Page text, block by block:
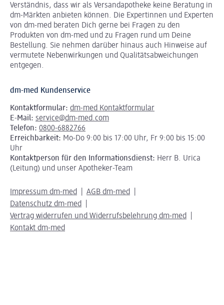
Verständnis, dass wir als Versandapotheke keine Beratung in
dm-Märkten anbieten können. Die Expertinnen und Experten
von dm-med beraten Dich gerne bei Fragen zu den
Produkten von dm-med und zu Fragen rund um Deine
Bestellung. Sie nehmen darüber hinaus auch Hinweise auf
vermutete Nebenwirkungen und Qualitätsabweichungen
entgegen.
dm-med Kundenservice
Kontaktformular: dm-med Kontaktformular
E-Mail: service@dm-med.com
Telefon: 0800-6882766
Erreichbarkeit: Mo-Do 9:00 bis 17:00 Uhr, Fr 9:00 bis 15:00
Uhr
Kontaktperson für den Informationsdienst: Herr B. Urica
(Leitung) und unser Apotheker-Team
Impressum dm-med
AGB dm-med
Datenschutz dm-med
Vertrag widerrufen und Widerrufsbelehrung dm-med
Kontakt dm-med